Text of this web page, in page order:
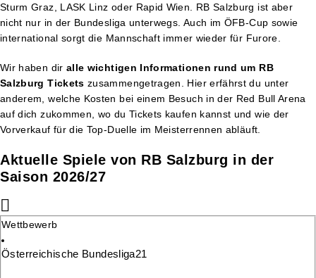
Sturm Graz, LASK Linz oder Rapid Wien. RB Salzburg ist aber
nicht nur in der Bundesliga unterwegs. Auch im ÖFB-Cup sowie
international sorgt die Mannschaft immer wieder für Furore.
Wir haben dir alle wichtigen Informationen rund um RB
Salzburg Tickets zusammengetragen. Hier erfährst du unter
anderem, welche Kosten bei einem Besuch in der Red Bull Arena
auf dich zukommen, wo du Tickets kaufen kannst und wie der
Vorverkauf für die Top-Duelle im Meisterrennen abläuft.
Aktuelle Spiele von RB Salzburg in der
Saison 2026/27
Wettbewerb
Österreichische Bundesliga21